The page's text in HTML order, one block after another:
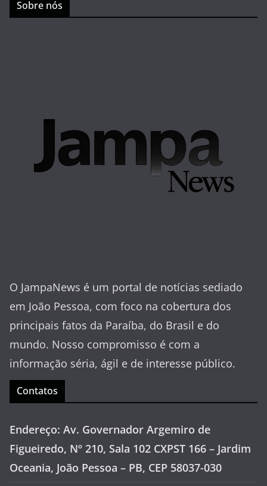
Sobre nós
O JampaNews é um portal de notícias sediado
em João Pessoa, com foco na cobertura dos
principais fatos da Paraíba, do Brasil e do
mundo. Nosso compromisso é com a
informação séria, ágil e de interesse público.
Contatos
Endereço: Av. Governador Argemiro de
Figueiredo, Nº 210, Sala 102 CXPST 166 – Jardim
Oceania, João Pessoa – PB, CEP 58037-030